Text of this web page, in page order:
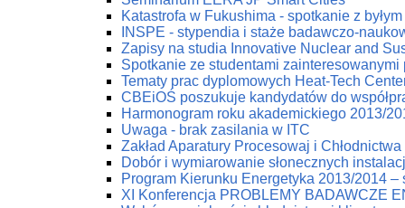
Katastrofa w Fukushima - spotkanie z
INSPE - stypendia i staże badawczo-
Zapisy na studia Innovative Nuclear and
Spotkanie ze studentami
Tematy prac dyplomowych Heat-Tech
CBEiOŚ poszukuje kandydatów do
Harmonogram roku akademickiego 2013/
Uwaga - brak zasilania w ITC
Zakład Aparatury Procesowaj i
Dobór i wymiarowanie słonecznych
Program Kierunku Energetyka 2013/2014
XI Konferencja PROBLEMY BADAWCZE